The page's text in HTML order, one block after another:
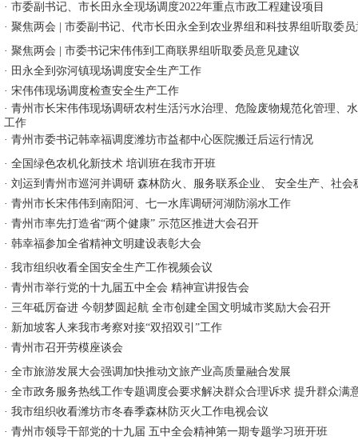
· 市委副书记、市长田永全现场调度2022年重点市政工程建设项目
· 聚焦两会 | 市委副书记、代市长田永全到农业界组和科技界组听取委
· 聚焦两会 | 市委书记宋伟伟到工商联界组听取委员意见建议
· 田永全到弥河镇现场调度安全生产工作
· 宋伟伟现场调度检查安全生产工作
· 青州市长宋伟伟现场调研农村生活污水治理、危险废物规范化管理、
工作
· 青州市委书记韩幸福调度潍坊市益都中心医院搬迁后运行情况
· 全国绿色农机化新技术 培训班在我市开班
· 刘运到青州市巡河并调研 森林防火、服务联系企业、 安全生产、社会
· 青州市长宋伟伟到南阳河、七一水库调研河湖防溺水工作
· 青州市率先打造省“两个健康” 示范区推进大会召开
· 韩幸福参加全省精神文明建设表彰大会
· 我市组织收看全国安全生产工作视频会议
· 青州市举行党的十九届五中全会 精神宣讲报告会
· 三年砥厉奋进 今朝梦圆起航 全市创建全国文明城市奖励大会召开
· 新加坡客人来我市考察对接“双招双引”工作
· 青州市召开劳模座谈会
· 全市旅游发展大会强调加快推动文旅产业高质量融合发展
· 全市政务服务热线工作专题调度会要求解决群众合理诉求 提升群众满
· 我市组织收看潍坊市冬春季森林防灭火工作电视会议
· 青州市领导干部党的十九届 五中全会精神第一期专题学习班开班